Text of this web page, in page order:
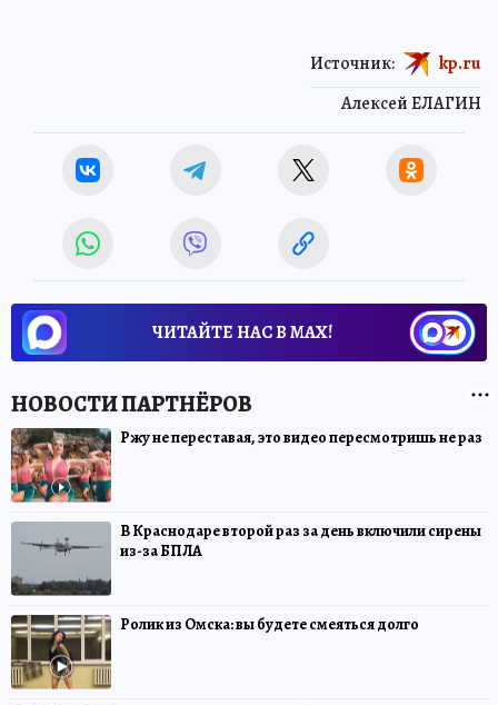
Алексей ЕЛАГИН
Источник: kp.ru
ЧИТАЙТЕ НАС В МАХ!
Ржу не переставая, это видео пересмотришь не раз
В Краснодаре второй раз за день включили сирены
из-за БПЛА
Ролик из Омска: вы будете смеяться долго